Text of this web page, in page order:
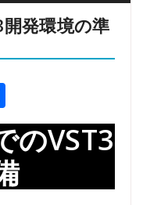
発環境の準
有
のVST3